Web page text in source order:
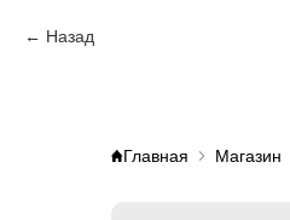
Назад
Главная Магазин